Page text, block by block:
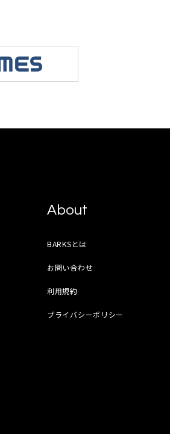
About
BARKSとは
お問い合わせ
利用規約
プライバシーポリシー